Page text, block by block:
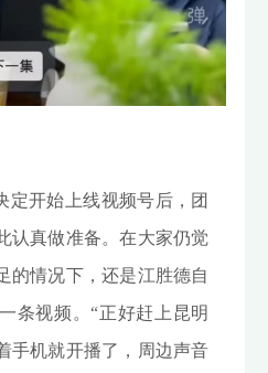
定开始上线视频号后，团
认真做准备。在大家仍觉
的情况下，还是江胜德自
条视频。“正好赶上昆明
手机就开播了，周边声音